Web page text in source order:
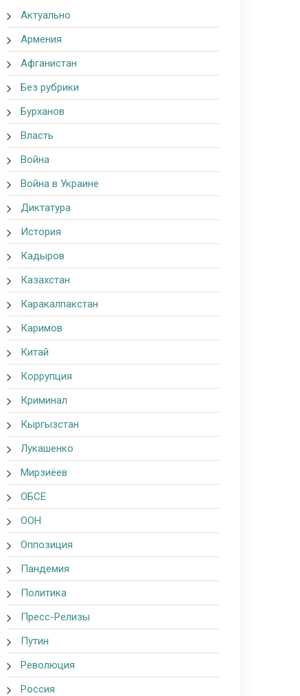
Актуально
Армения
Афганистан
Без рубрики
Бурханов
Власть
Война
Война в Украине
Диктатура
История
Кадыров
Казахстан
Каракалпакстан
Каримов
Китай
Коррупция
Криминал
Кыргызстан
Лукашенко
Мирзиёев
ОБСЕ
ООН
Оппозиция
Пандемия
Политика
Пресс-Релизы
Путин
Революция
Россия